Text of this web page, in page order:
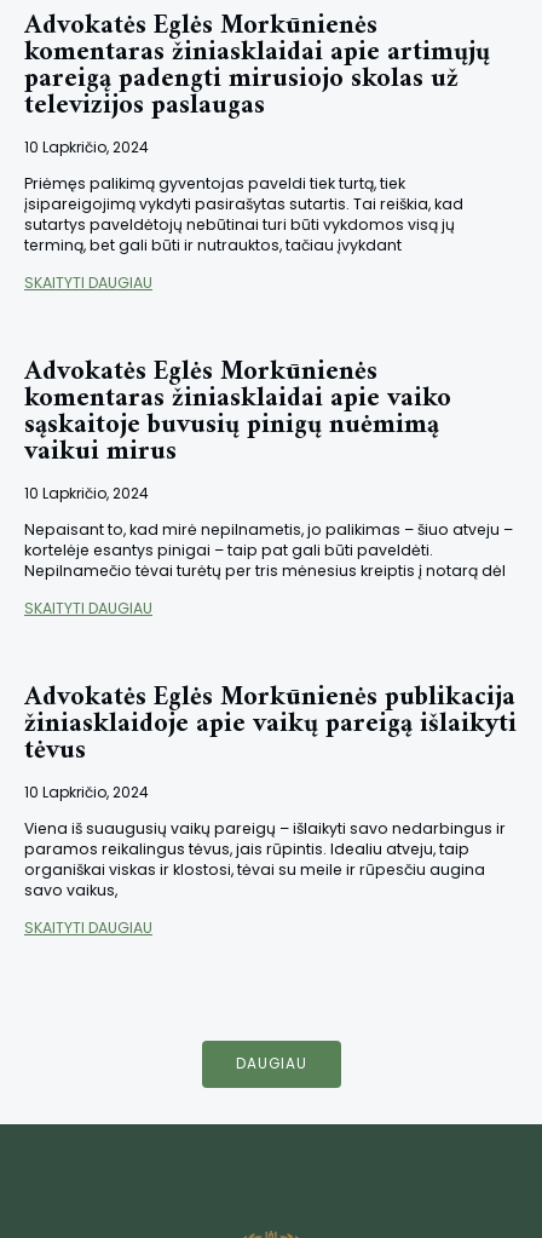
Advokatės Eglės Morkūnienės
komentaras žiniasklaidai apie artimųjų
pareigą padengti mirusiojo skolas už
televizijos paslaugas
10 Lapkričio, 2024
Priėmęs palikimą gyventojas paveldi tiek turtą, tiek
įsipareigojimą vykdyti pasirašytas sutartis. Tai reiškia, kad
sutartys paveldėtojų nebūtinai turi būti vykdomos visą jų
terminą, bet gali būti ir nutrauktos, tačiau įvykdant
SKAITYTI DAUGIAU
Advokatės Eglės Morkūnienės
komentaras žiniasklaidai apie vaiko
sąskaitoje buvusių pinigų nuėmimą
vaikui mirus
10 Lapkričio, 2024
Nepaisant to, kad mirė nepilnametis, jo palikimas – šiuo atveju –
kortelėje esantys pinigai – taip pat gali būti paveldėti.
Nepilnamečio tėvai turėtų per tris mėnesius kreiptis į notarą dėl
SKAITYTI DAUGIAU
Advokatės Eglės Morkūnienės publikacija
žiniasklaidoje apie vaikų pareigą išlaikyti
tėvus
10 Lapkričio, 2024
Viena iš suaugusių vaikų pareigų – išlaikyti savo nedarbingus ir
paramos reikalingus tėvus, jais rūpintis. Idealiu atveju, taip
organiškai viskas ir klostosi, tėvai su meile ir rūpesčiu augina
savo vaikus,
SKAITYTI DAUGIAU
DAUGIAU